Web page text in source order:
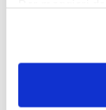
scelte privacy
dell’
Chiudendo il
in qualche
che diventano